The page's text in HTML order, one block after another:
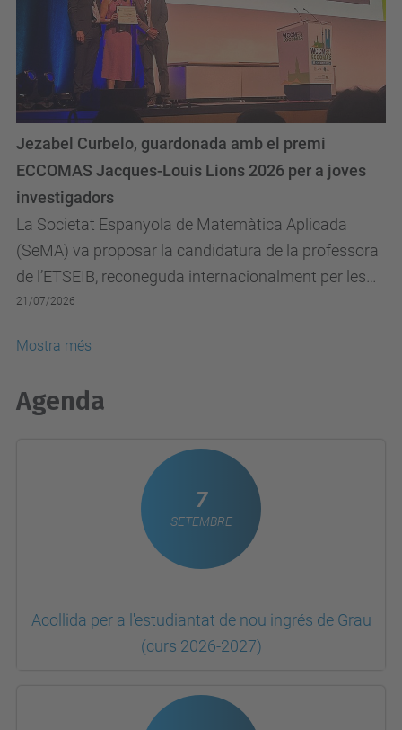
La Societat Espanyola de Matemàtica Aplicada
(SeMA) va proposar la candidatura de la professora
de l’ETSEIB, reconeguda internacionalment per les
seves contribucions en el camp de la matemàtica...
Jezabel Curbelo, guardonada amb el premi
ECCOMAS Jacques-Louis Lions 2026 per a joves
investigadors
21/07/2026
Mostra més
Agenda
7
SETEMBRE
Acollida per a l'estudiantat de nou ingrés de Grau
(curs 2026-2027)